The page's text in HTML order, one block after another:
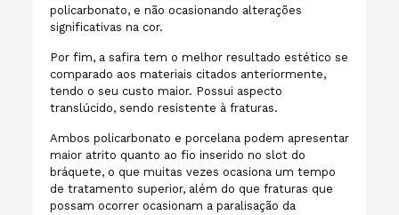
policarbonato, e não ocasionando alterações
significativas na cor.
Por fim, a safira tem o melhor resultado estético se
comparado aos materiais citados anteriormente,
tendo o seu custo maior. Possui aspecto
translúcido, sendo resistente à fraturas.
Ambos policarbonato e porcelana podem apresentar
maior atrito quanto ao fio inserido no slot do
bráquete, o que muitas vezes ocasiona um tempo
de tratamento superior, além do que fraturas que
possam ocorrer ocasionam a paralisação da